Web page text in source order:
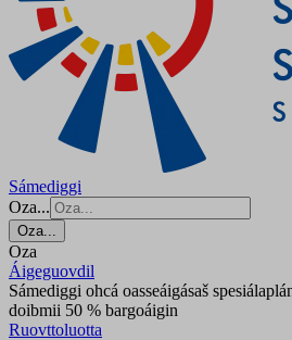
Sámediggi
Oza...
Oza...
Oza
Áigeguovdil
Sámediggi ohcá oasseáigásaš
doibmii 50 % bargoáigin
Ruovttoluotta